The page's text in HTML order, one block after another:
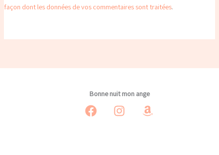
façon dont les données de vos commentaires sont traitées.
Bonne nuit mon ange